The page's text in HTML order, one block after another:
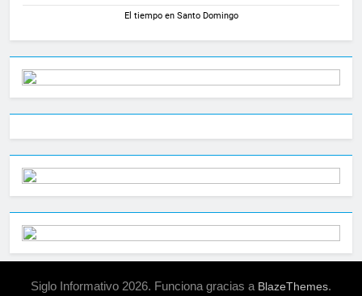
El tiempo en Santo Domingo
Siglo Informativo 2026. Funciona gracias a BlazeThemes.